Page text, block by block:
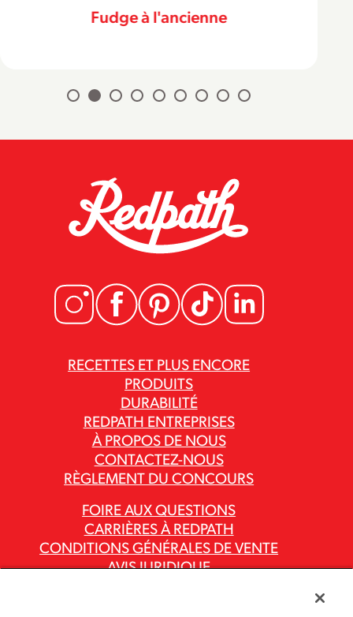
Fudge à l'ancienne
RECETTES ET PLUS ENCORE
PRODUITS
DURABILITÉ
REDPATH ENTREPRISES
À PROPOS DE NOUS
CONTACTEZ-NOUS
RÈGLEMENT DU CONCOURS
FOIRE AUX QUESTIONS
CARRIÈRES À REDPATH
CONDITIONS GÉNÉRALES DE VENTE
AVIS JURIDIQUE